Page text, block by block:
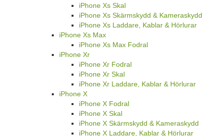
iPhone Xs Skal
iPhone Xs Skärmskydd & Kameraskydd
iPhone Xs Laddare, Kablar & Hörlurar
iPhone Xs Max
iPhone Xs Max Fodral
iPhone Xr
iPhone Xr Fodral
iPhone Xr Skal
iPhone Xr Laddare, Kablar & Hörlurar
iPhone X
iPhone X Fodral
iPhone X Skal
iPhone X Skärmskydd & Kameraskydd
iPhone X Laddare, Kablar & Hörlurar